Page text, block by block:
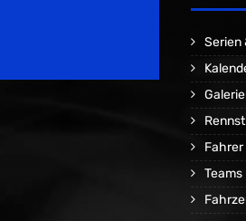
Serien
Fahrer
Teams